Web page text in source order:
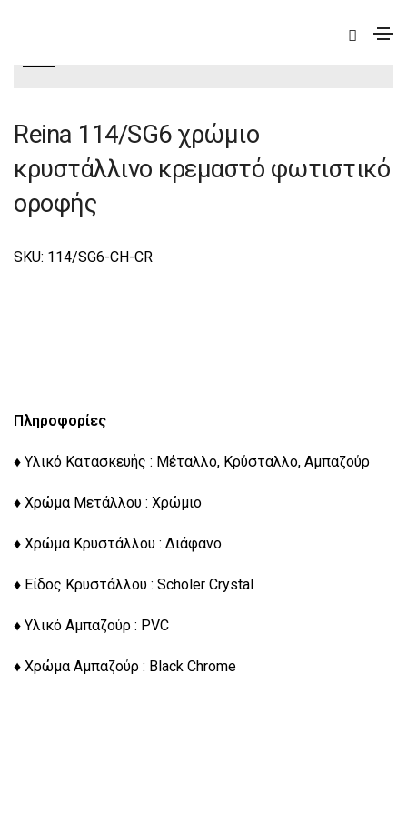
Reina Φωτιστικά Οροφής-Κρεμαστά
Reina 114/SG6 χρώμιο
κρυστάλλινο κρεμαστό φωτιστικό
οροφής
SKU: 114/SG6-CH-CR
Πληροφορίες
♦ Υλικό Κατασκευής : Μέταλλο, Κρύσταλλο, Αμπαζούρ
♦ Χρώμα Μετάλλου : Χρώμιο
♦ Χρώμα Κρυστάλλου : Διάφανο
♦ Είδος Κρυστάλλου : Scholer Crystal
♦ Υλικό Αμπαζούρ : PVC
♦ Χρώμα Αμπαζούρ : Black Chrome